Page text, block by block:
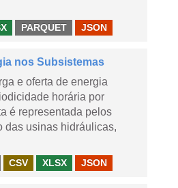
PARQUET JSON
nos Subsistemas
e oferta de energia
horária por
é representada pelos
das usinas hidráulicas,
CSV XLSX JSON